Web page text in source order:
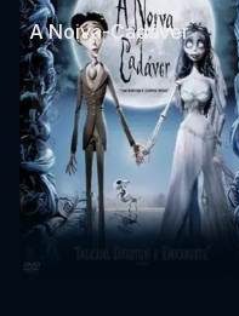
A Noiva-Cadáver